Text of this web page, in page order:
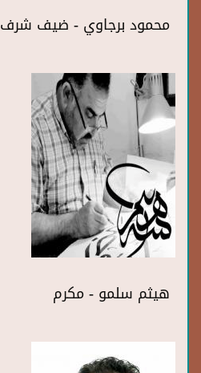
محمود برجاوي - ضيف شرف
هيثم سلمو - مكرم